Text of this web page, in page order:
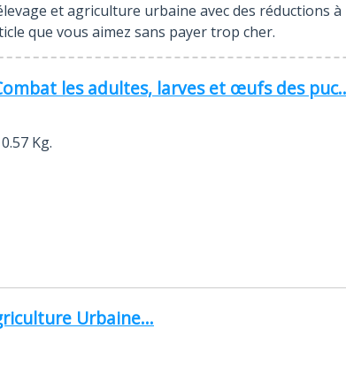
et agriculture urbaine avec des réductions
que vous aimez sans payer trop cher.
les adultes, larves et œufs des
Kg.
Urbaine...